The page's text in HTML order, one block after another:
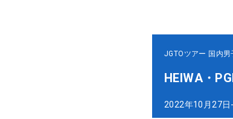
JGTOツアー 国内男
HEIWA・
2022年10月27